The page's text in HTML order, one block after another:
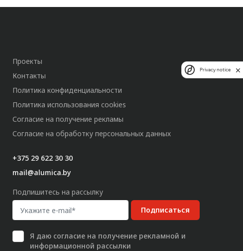
Проекты
Контакты
Политика конфиденциальности
Политика использования cookies
Согласие на получение рекламы
Согласие на обработку персональных данных
+375 29 622 30 30
mail@alumica.by
Подпишитесь на рассылку
Подписаться
Я даю согласие на получение рекламной и
информационной рассылки
Privacy notice